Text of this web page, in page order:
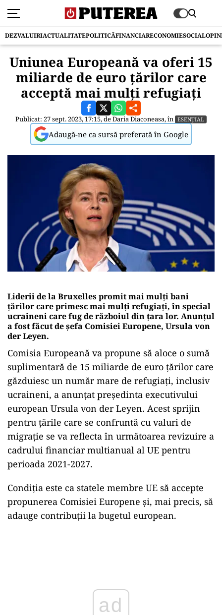
DEZVALUIRIACTUALITATEPOLITICĂFINANCIARECONOMIESOCIAL
Uniunea Europeană va oferi 15
miliarde de euro țărilor care
acceptă mai mulți refugiați
Publicat: 27 sept. 2023, 17:15, deDaria Diaconeasa, în ESENȚIAL
Adaugă-ne ca sursă preferată în Google
Liderii de la Bruxelles promit mai mulți bani
țărilor care primesc mai mulți refugiați, în special
ucraineni care fug de războiul din țara lor. Anunțul
a fost făcut de șefa Comisiei Europene, Ursula von
der Leyen.
Comisia Europeană va propune să aloce o sumă
suplimentară de 15 miliarde de euro țărilor care
găzduiesc un număr mare de refugiați, inclusiv
ucraineni, a anunțat președinta executivului
european Ursula von der Leyen. Acest sprijin
pentru țările care se confruntă cu valuri de
migrație se va reflecta în următoarea revizuire a
cadrului financiar multianual al UE pentru
perioada 2021-2027.
Condiția este ca statele membre UE să accepte
propunerea Comisiei Europene și, mai precis, să
adauge contribuții la bugetul european.